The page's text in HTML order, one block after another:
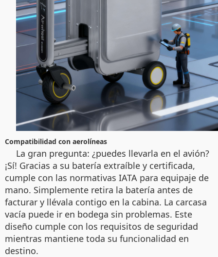
Compatibilidad con aerolíneas
La gran pregunta: ¿puedes llevarla en el avión?
¡Sí! Gracias a su batería extraíble y certificada,
cumple con las normativas IATA para equipaje de
mano. Simplemente retira la batería antes de
facturar y llévala contigo en la cabina. La carcasa
vacía puede ir en bodega sin problemas. Este
diseño cumple con los requisitos de seguridad
mientras mantiene toda su funcionalidad en
destino.